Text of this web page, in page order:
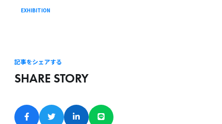
EXHIBITION
記事をシェアする
SHARE STORY